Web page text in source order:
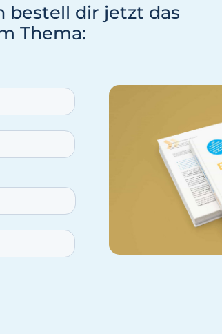
bestell dir jetzt das
Thema: